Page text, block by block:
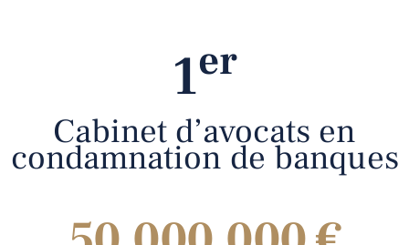
1er
Cabinet d’avocats en
condamnation de banques